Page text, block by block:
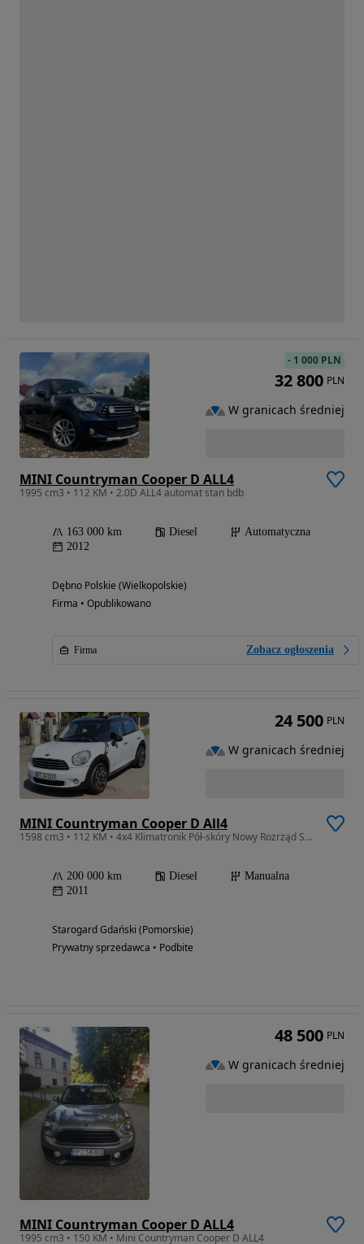
MINI Countryman Cooper D ALL4
1995 cm3 • 112 KM • 2.0D ALL4 automat stan bdb
163 000 km Diesel
Automatyczna
2012
Dębno Polskie (Wielkopolskie)
Firma • Opublikowano
Firma Zobacz ogłoszenia
- 1 000 PLN
32 800 PLN
W granicach średniej
MINI Countryman Cooper D All4
1598 cm3 • 112 KM • 4x4 Klimatronik Pół-skóry Nowy Rozrząd Serwis
200 000 km Diesel
Manualna
2011
Starogard Gdański (Pomorskie)
Prywatny sprzedawca • Podbite
24 500 PLN
W granicach średniej
MINI Countryman Cooper D ALL4
1995 cm3 • 150 KM • Mini Countryman Cooper D ALL4
48 500 PLN
W granicach średniej